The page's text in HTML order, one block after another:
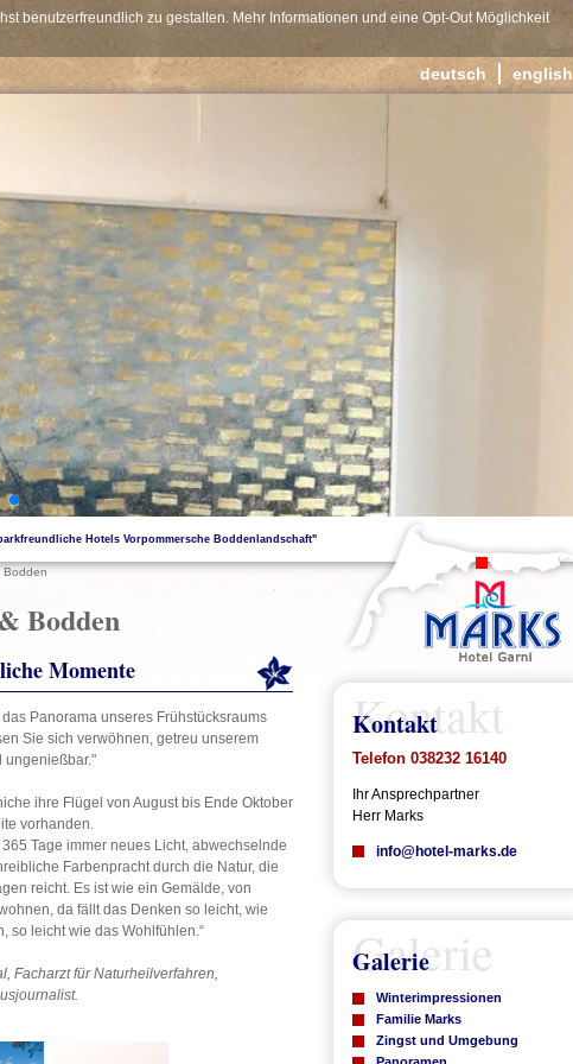
benutzerfreundlich zu gestalten. Mehr Informationen und eine Opt-Out Möglichkeit
deutsch english
Hotels Vorpommersche Boddenlandschaft"
Bodden
Bodden
Momente
Panorama unseres Frühstücksraums
Sie sich verwöhnen, getreu unserem
ungenießbar."
ihre Flügel von August bis Ende Oktober
vorhanden.
Tage immer neues Licht, abwechselnde
Farbenpracht durch die Natur, die
reicht. Es ist wie ein Gemälde, von
da fällt das Denken so leicht, wie
so leicht wie das Wohlfühlen.“
Facharzt für Naturheilverfahren,
Kontakt
Kontakt
Telefon 038232 16140
Ihr Ansprechpartner
Herr Marks
info@hotel-marks.de
Galerie
Galerie
Winterimpressionen
Familie Marks
Zingst und Umgebung